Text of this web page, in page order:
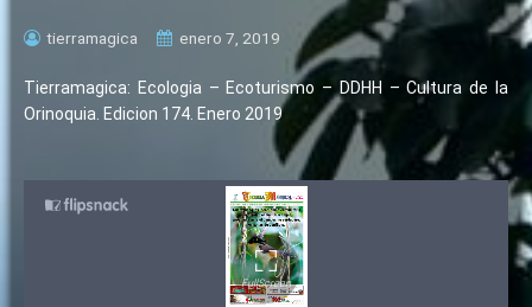
tierramagica enero 7, 2019
Tierramagica: Ecologia – Ecoturismo – DDHH – Cultura de la
Orinoquia. Edicion 174. Enero 2019